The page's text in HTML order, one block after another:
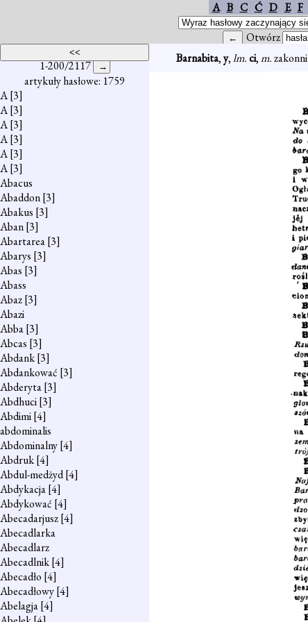
A B C Ć D E F
Otwórz
1-200/2117
artykuły hasłowe: 1759
A[3]
A[3]
A[3]
A[3]
A[3]
A[3]
Abacus
Abaddon[3]
Abakus [3]
Aban[3]
Abartarea[3]
Abarys [3]
Abas [3]
Abass
Abaz[3]
Abazi
Abba[3]
Abcas [3]
Abdank[3]
Abdankować [3]
Abderyta[3]
Abdhuci[3]
Abdimi[4]
abdominalis
Abdominalny[4]
Abdruk[4]
Abdul-medżyd[4]
Abdykacja[4]
Abdykować [4]
Abecadarjusz[4]
Abecadlarka
Abecadlarz
Abecadlnik[4]
Abecadło [4]
Abecadłowy[4]
Abelagja[4]
Barnabita,y,lm.ci,m.